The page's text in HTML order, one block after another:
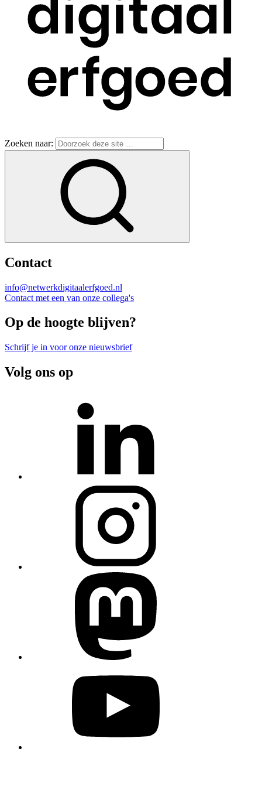
Zoeken naar:
Contact
info@netwerkdigitaalerfgoed.nl
Contact met een van onze collega's
Op de hoogte blijven?
Schrijf je in voor onze nieuwsbrief
Volg ons op